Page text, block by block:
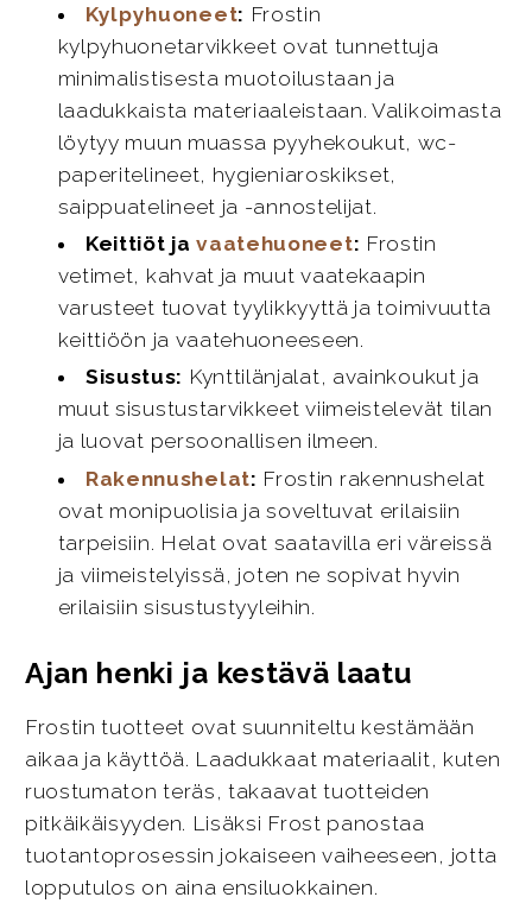
Kylpyhuoneet: Frostin
kylpyhuonetarvikkeet ovat tunnettuja
minimalistisesta muotoilustaan ja
laadukkaista materiaaleistaan. Valikoimasta
löytyy muun muassa pyyhekoukut, wc-
paperitelineet, hygieniaroskikset,
saippuatelineet ja -annostelijat.
Keittiöt javaatehuoneet: Frostin
vetimet, kahvat ja muut vaatekaapin
varusteet tuovat tyylikkyyttä ja toimivuutta
keittiöön ja vaatehuoneeseen.
Sisustus: Kynttilänjalat, avainkoukut ja
muut sisustustarvikkeet viimeistelevät tilan
ja luovat persoonallisen ilmeen.
Rakennushelat: Frostin rakennushelat
ovat monipuolisia ja soveltuvat erilaisiin
tarpeisiin. Helat ovat saatavilla eri väreissä
ja viimeistelyissä, joten ne sopivat hyvin
erilaisiin sisustustyyleihin.
Ajan henki ja kestävä laatu
Frostin tuotteet ovat suunniteltu kestämään
aikaa ja käyttöä. Laadukkaat materiaalit, kuten
ruostumaton teräs, takaavat tuotteiden
pitkäikäisyyden. Lisäksi Frost panostaa
tuotantoprosessin jokaiseen vaiheeseen, jotta
lopputulos on aina ensiluokkainen.